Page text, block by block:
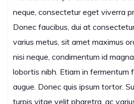
neque, consectetur eget viverra
Donec faucibus, dui at
varius metus, sit amet maximus
nisi neque, condimentum id
lobortis nibh. Etiam in fermentum
augue. Donec quis ipsum tortor.
turpis vitae velit pharetra, ac